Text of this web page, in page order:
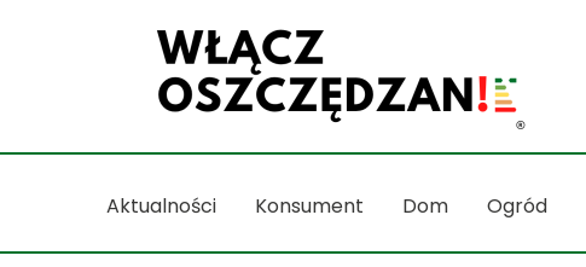
Aktualności Konsument Dom Ogród